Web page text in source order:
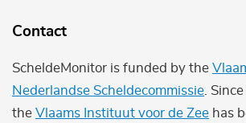
Contact
ScheldeMonitor is funded by the
Nederlandse Scheldecommissie .
the Vlaams Instituut voor de Zee has